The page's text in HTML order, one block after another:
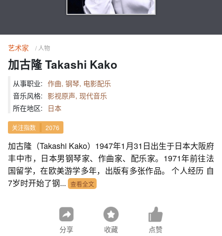
艺术家 / 人物
加古隆 Takashi Kako
从事职业: 作曲, 钢琴, 电影配乐
音乐风格: 影视原声, 现代音乐
所在地区:
日本
关注指数 2076
加古隆（Takashi Kako）1947年1月31日出生于日本大阪府
丰中市，日本男钢琴家、作曲家、配乐家。1971年前往法
国留学，在欧美游学多年，出版有多张作品。 个人经历 自
7岁时开始了钢... 查看全文
分享 收藏 点赞